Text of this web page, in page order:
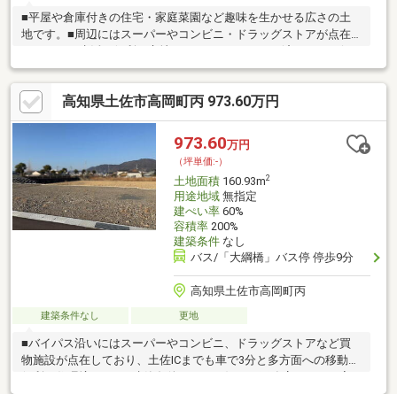
■平屋や倉庫付きの住宅・家庭菜園など趣味を生かせる広さの土
地です。■周辺にはスーパーやコンビニ・ドラッグストアが点在
ットバック部分は土佐市に寄付済み)
高知県土佐市高岡町丙 973.60万円
973.60万円
（坪単価:-）
土地面積160.93m2
用途地域無指定
建ぺい率60%
容積率200%
建築条件なし
バス/「大綱橋」バス停 停歩9分
高知県土佐市高岡町丙
建築条件なし 更地
■バイパス沿いにはスーパーやコンビニ、ドラッグストアなど買
物施設が点在しており、土佐ICまでも車で3分と多方面への移動に